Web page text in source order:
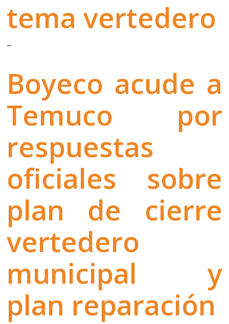
tema vertedero
–
Boyeco acude a
Temuco por
respuestas
oficiales sobre
plan de cierre
vertedero
municipal y
plan reparación